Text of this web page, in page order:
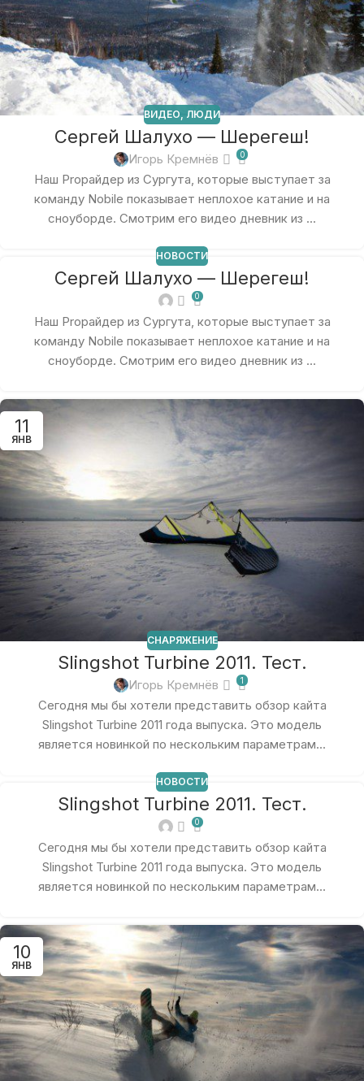
ВИДЕО ЛЮДИ
Сергей Шалухо — Шерегеш!
Игорь Кремнёв 0
Наш Proрайдер из Сургута, которые выступает за
команду Nobile показывает неплохое катание и на
сноуборде. Смотрим его видео дневник из ...
НОВОСТИ
Сергей Шалухо — Шерегеш!
0
Наш Proрайдер из Сургута, которые выступает за
команду Nobile показывает неплохое катание и на
сноуборде. Смотрим его видео дневник из ...
11
ЯНВ
СНАРЯЖЕНИЕ
Slingshot Turbine 2011. Тест.
Игорь Кремнёв 1
Сегодня мы бы хотели представить обзор кайта
Slingshot Turbine 2011 года выпуска. Это модель
является новинкой по нескольким параметрам...
НОВОСТИ
Slingshot Turbine 2011. Тест.
0
Сегодня мы бы хотели представить обзор кайта
Slingshot Turbine 2011 года выпуска. Это модель
является новинкой по нескольким параметрам...
10
ЯНВ